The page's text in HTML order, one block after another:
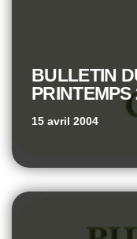
BULLETIN
PRINTEMPS
15 avril 2004